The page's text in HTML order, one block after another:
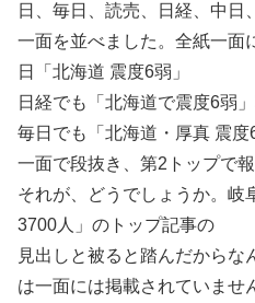
日、毎日、読売、日経、中日
一面を並べました。全紙一面
日「北海道 震度6弱」
日経でも「北海道で震度6弱
毎日でも「北海道・厚真 震度
一面で段抜き、第2トップで報
それが、どうでしょうか。岐
3700人」のトップ記事の
見出しと被ると踏んだからな
は一面には掲載されていませ